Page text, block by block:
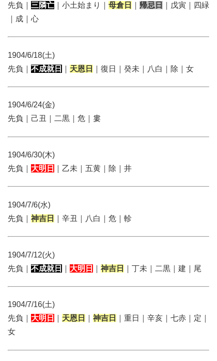
先負｜ 三隣亡 ｜小土始まり｜ 母倉日 帰忌日
｜戊寅｜四緑
｜成｜心
1904/6/18(土)
先負｜ 不成就日 天恩日 ｜復日｜癸未｜八白｜除｜女
1904/6/24(金)
先負｜己丑｜二黒｜危｜婁
1904/6/30(木)
先負｜ 大明日 ｜乙未｜五黄｜除｜井
1904/7/6(水)
先負｜ 神吉日 ｜辛丑｜八白｜危｜軫
1904/7/12(火)
先負｜ 不成就日 大明日 神吉日 ｜丁未｜二黒｜建｜尾
1904/7/16(土)
先負｜ 大明日 天恩日 神吉日
｜重日｜辛亥｜七赤｜定｜
女